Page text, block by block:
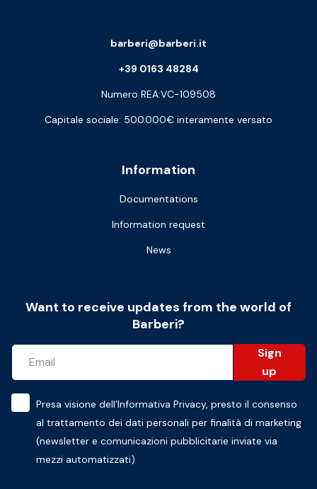
Information
Documentations
Information request
News
barberi@barberi.it
+39 0163 48284
Numero REA:VC-109508
Capitale sociale: 500.000€ interamente versato
Want to receive updates from the world of
Barberi?
Sign
up
Presa visione dell’Informativa Privacy, presto il consenso
al trattamento dei dati personali per finalità di marketing
(newsletter e comunicazioni pubblicitarie inviate via
mezzi automatizzati)